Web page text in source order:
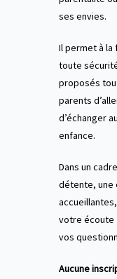
ses envies.
Il permet à la
toute
proposés
parents
d’échanger
enfance.
Dans un
détente, une
votre écoute
vos
Aucune